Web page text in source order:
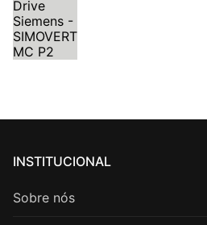
INSTITUCIONAL
Sobre nós